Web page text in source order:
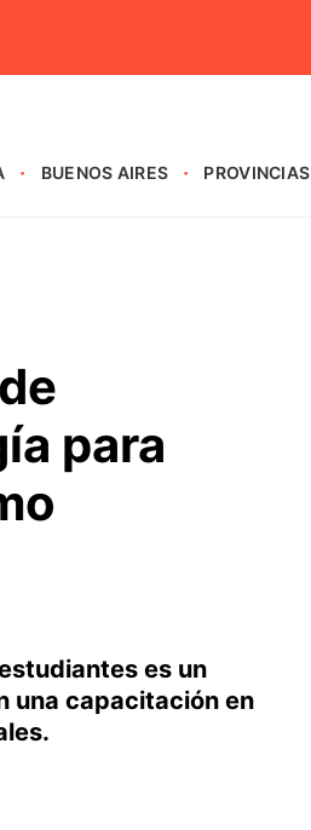
BUENOS AIRES PROVINCIAS
para
es un
una capacitación en